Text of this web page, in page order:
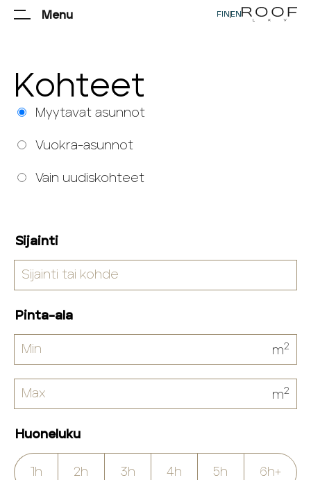
FIN EN
Menu
Kohteet
Myytavat asunnot
Vuokra-asunnot
Vain uudiskohteet
Sijainti
Pinta-ala
m2
m2
Huoneluku
1h 2h 3h 4h 5h 6h+